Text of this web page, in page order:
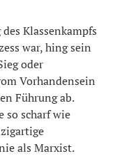
Klassenkampfs
war, hing sein
oder
Vorhandensein
Führung ab.
so scharf wie
als Marxist.